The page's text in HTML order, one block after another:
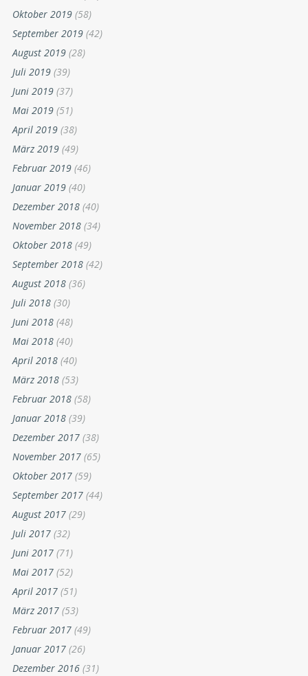
Oktober 2019 (58)
September 2019 (42)
August 2019 (28)
Juli 2019 (39)
Juni 2019 (37)
Mai 2019 (51)
April 2019 (38)
März 2019 (49)
Februar 2019 (46)
Januar 2019 (40)
Dezember 2018 (40)
November 2018 (34)
Oktober 2018 (49)
September 2018 (42)
August 2018 (36)
Juli 2018 (30)
Juni 2018 (48)
Mai 2018 (40)
April 2018 (40)
März 2018 (53)
Februar 2018 (58)
Januar 2018 (39)
Dezember 2017 (38)
November 2017 (65)
Oktober 2017 (59)
September 2017 (44)
August 2017 (29)
Juli 2017 (32)
Juni 2017 (71)
Mai 2017 (52)
April 2017 (51)
März 2017 (53)
Februar 2017 (49)
Januar 2017 (26)
Dezember 2016 (31)